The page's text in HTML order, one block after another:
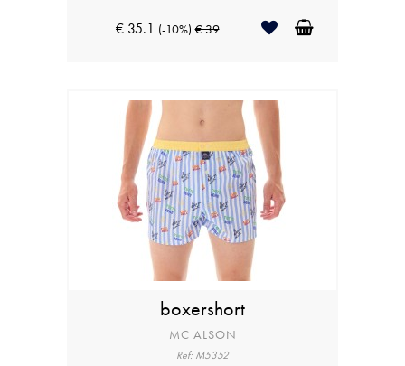
€ 35.1 (-10%) € 39
boxershort
MC ALSON
Ref: M5352